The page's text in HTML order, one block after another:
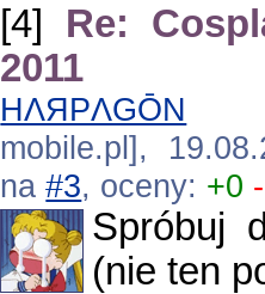
[4] Re:
2011
HΛЯPΛGŌN
mobile.pl],
na#3, oceny: +0
Spróbuj
(nie ten